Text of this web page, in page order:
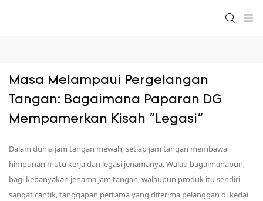
Masa Melampaui Pergelangan
Tangan: Bagaimana Paparan DG
Mempamerkan Kisah "Legasi"
Dalam dunia jam tangan mewah, setiap jam tangan membawa
himpunan mutu kerja dan legasi jenamanya. Walau bagaimanapun,
bagi kebanyakan jenama jam tangan, walaupun produk itu sendiri
sangat cantik, tanggapan pertama yang diterima pelanggan di kedai